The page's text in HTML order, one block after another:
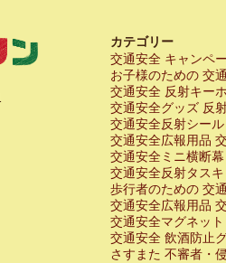
カテゴリー
交通安全 キャンペ
お子様のための 交
交通安全 反射キー
交通安全グッズ 反
交通安全反射シール
交通安全広報用品
交通安全ミニ横断
交通安全反射タスキ
歩行者のための 交
交通安全広報用品
交通安全マグネット
交通安全 飲酒防止
さすまた 不審者・